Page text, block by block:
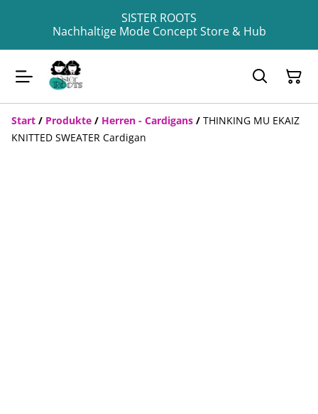
SISTER ROOTS
Nachhaltige Mode Concept Store & Hub
Start / Produkte / Herren - Cardigans / THINKING MU EKAIZ
KNITTED SWEATER Cardigan